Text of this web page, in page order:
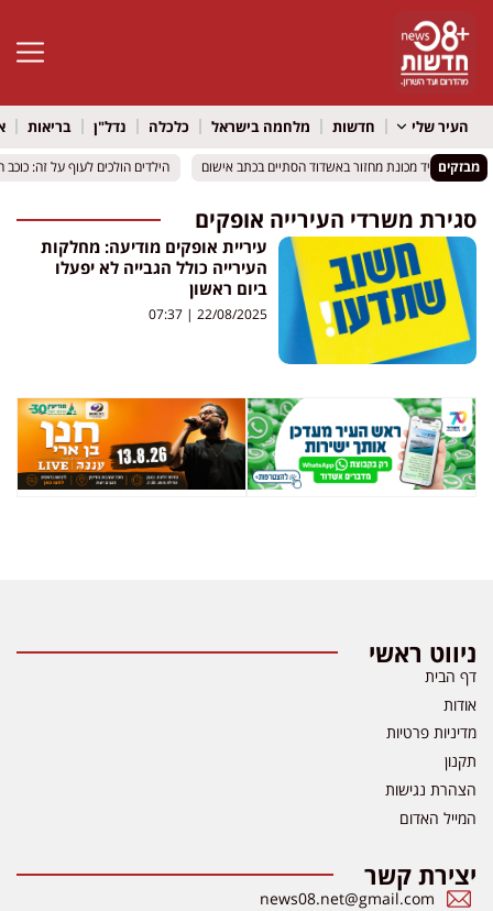
פתח
העיר שלי חדשות מלחמה בישראל כלכלה נדל"ן בריאות
מבזקים
ויכוח ליד מכונת מחזור באשדוד הסתיים בכתב אישום
ויכוח ליד מכונת מחזור באשדוד הסתיים בכתב אישום הילדים הולכים לעוף על זה:
הילדים הולכים לעוף על זה:
סגירת משרדי העירייה אופקים
עיריית אופקים מודיעה: מחלקות
העירייה כולל הגבייה לא יפעלו
ביום ראשון
22/08/2025
ניווט ראשי
דף הבית
אודות
מדיניות פרטיות
תקנון
הצהרת נגישות
המייל האדום
יצירת קשר
news08.net@gmail.com